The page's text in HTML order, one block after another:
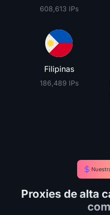
608,613 IPs
Filipinas
186,489 IPs
Proxies de alta